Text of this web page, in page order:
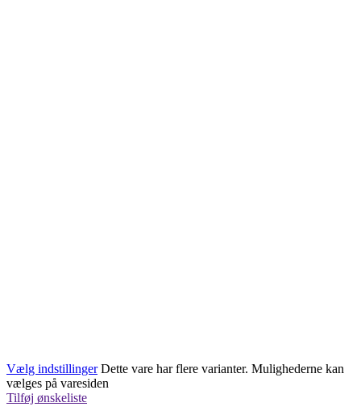
Vælg indstillinger Dette vare har flere varianter. Mulighederne kan
vælges på varesiden
Tilføj ønskeliste